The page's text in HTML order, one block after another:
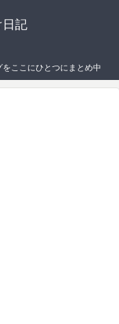
日記
ここにひとつにまとめ中